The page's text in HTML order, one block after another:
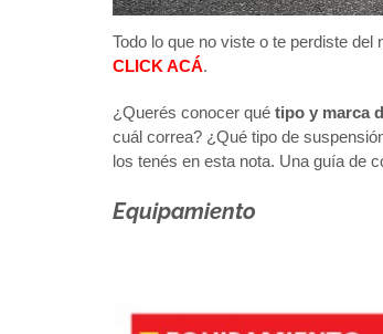
Todo lo que no viste o te perdiste
CLICK ACÁ.
¿Querés conocer qué tipo y marca
cuál correa? ¿Qué tipo de
los tenés en esta nota. Una guía de
Equipamiento